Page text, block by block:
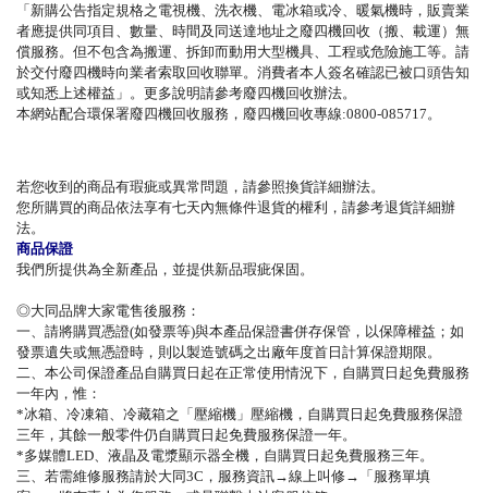
「新購公告指定規格之電視機、洗衣機、電冰箱或冷、暖氣機時，販賣業
者應提供同項目、數量、時間及同送達地址之廢四機回收（搬、載運）無
償服務。但不包含為搬運、拆卸而動用大型機具、工程或危險施工等。請
於交付廢四機時向業者索取回收聯單。消費者本人簽名確認已被口頭告知
或知悉上述權益」。更多說明請參考廢四機回收辦法。
本網站配合環保署廢四機回收服務，廢四機回收專線:0800-085717。
若您收到的商品有瑕疵或異常問題，請參照換貨詳細辦法。
您所購買的商品依法享有七天內無條件退貨的權利，請參考退貨詳細辦
法。
商品保證
我們所提供為全新產品，並提供新品瑕疵保固。
◎大同品牌大家電售後服務：
一、請將購買憑證(如發票等)與本產品保證書併存保管，以保障權益；如
發票遺失或無憑證時，則以製造號碼之出廠年度首日計算保證期限。
二、本公司保證產品自購買日起在正常使用情況下，自購買日起免費服務
一年內，惟：
*冰箱、冷凍箱、冷藏箱之「壓縮機」壓縮機，自購買日起免費服務保證
三年，其餘一般零件仍自購買日起免費服務保證一年。
*多媒體LED、液晶及電漿顯示器全機，自購買日起免費服務三年。
三、若需維修服務請於大同3C，服務資訊→線上叫修→「服務單填